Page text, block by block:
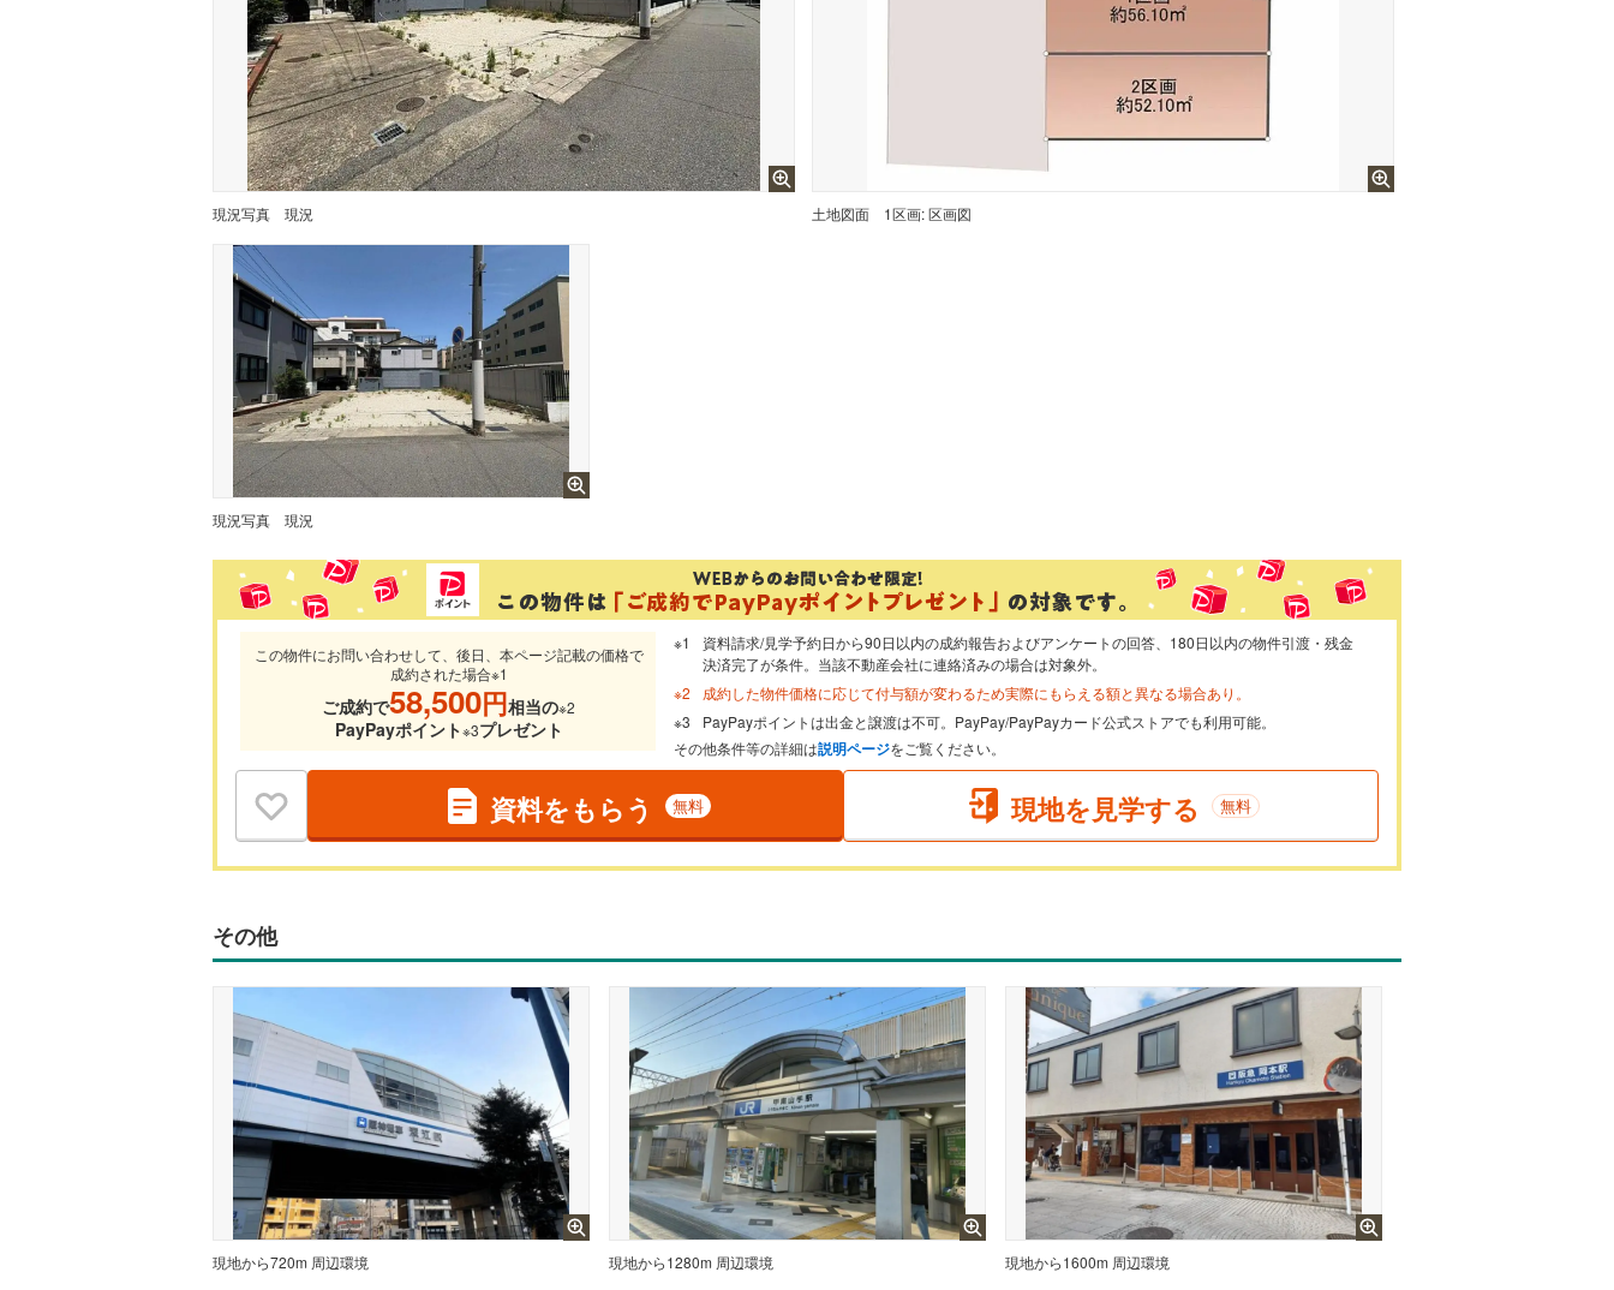
現況写真 現況 土地図面 1区画: 区画図
現況写真 現況
この物件にお問い合わせして、後日、本ページ記載の価格で
成約された場合※1
ご成約で58,500円相当の※2
PayPayポイント※3プレゼント
資料請求/見学予約日から90日以内の成約報告およびアンケートの回答、180日以内の物件引渡・残金
決済完了が条件。当該不動産会社に連絡済みの場合は対象外。
成約した物件価格に応じて付与額が変わるため実際にもらえる額と異なる場合あり。
PayPayポイントは出金と譲渡は不可。PayPay/PayPayカード公式ストアでも利用可能。
その他条件等の詳細は説明ページをご覧ください。
資料をもらう 無料 現地を見学する 無料
その他
現地から720m 周辺環境 現地から1280m 周辺環境 現地から1600m 周辺環境